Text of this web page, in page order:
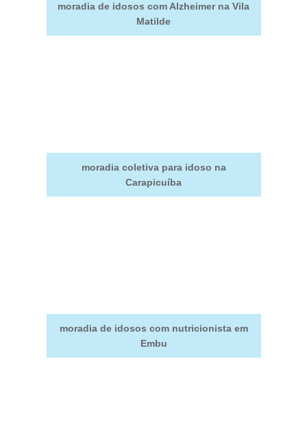
moradia de idosos com Alzheimer na Vila
Matilde
moradia coletiva para idoso na
Carapicuíba
moradia de idosos com nutricionista em
Embu